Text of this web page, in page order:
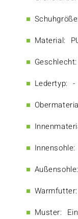
Schuhgröße:
Material:
Geschlecht:
Ledertyp: -
Innensohle:
Außensohle:
Warmfutter:
Muster: